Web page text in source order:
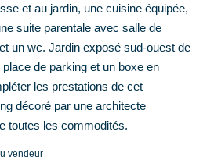
et au jardin, une cuisine équipée,
suite parentale avec salle de
un wc. Jardin exposé sud-ouest de
de parking et un boxe en
les prestations de cet
décoré par une architecte
toutes les commodités.
vendeur